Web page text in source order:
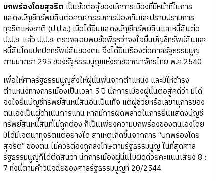
บกพร่องโดยสุจริต เป็นข้อต่อสู้ของนักการเมืองที่มีหน้าที่ในการ
แสดงบัญชีทรัพย์สินต่อคณะกรรมการป้องกันและปราบปรามการ
ทุจริตแห่งชาติ (ป.ป.ช.) เมื่อได้ยื่นแสดงบัญชีทรัพย์สินและหนี้สินต่อ
ป.ป.ช. แล้ว ป.ป.ช. ตรวจสอบพบข้อพิรุธว่าจงใจยื่นบัญชีทรัพย์สินและ
หนี้สินโดยปกปิดทรัพย์สินของตน จึงได้ยื่นเรื่องต่อศาลรัฐธรรมนูญ
ตามมาตรา 295 ของรัฐธรรมนูญแห่งราชอาณาจักรไทย พ.ศ.2540
เพื่อให้ศาลรัฐธรรมนูญสั่งให้ผู้นั้นพ้นจากตำแหน่ง และมิให้ดำรง
ตำแหน่งทางการเมืองเป็นเวลา 5 ปี นักการเมืองผู้นั้นต่อสู้คดีว่า มิได้
จงใจยื่นบัญชีทรัพย์สินหนี้สินอันเป็นเท็จ แต่ผู้ช่วยหรือเลขานุการของ
ตนเองเป็นผู้ดำเนินการแทน หากมีการผิดพลาดในการยื่นแสดงบัญชี
ทรัพย์สินหนี้สินที่ไม่ถูกต้อง ก็เป็นเพียงความบกพร่องของตนเองโดย
มิได้มีเจตนาทุจริตแต่อย่างใด สาเหตุเกิดขึ้นจากการ “บกพร่องโดย
สุจริต” ของตน ไม่ควรต้องถูกลงโทษตามรัฐธรรมนูญ ในที่สุดศาล
รัฐธรรมนูญก็ได้ตัดสินว่า นักการเมืองผู้นั้นไม่ผิดด้วยคะแนนเสียง 8 :
7 ทั้งนี้ตามคำวินิจฉัยของศาลรัฐธรรมนูญที่ 20/2544